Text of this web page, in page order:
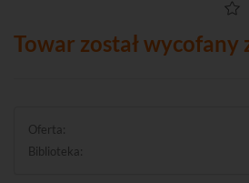
Towar został wycofany
Oferta:
Biblioteka: